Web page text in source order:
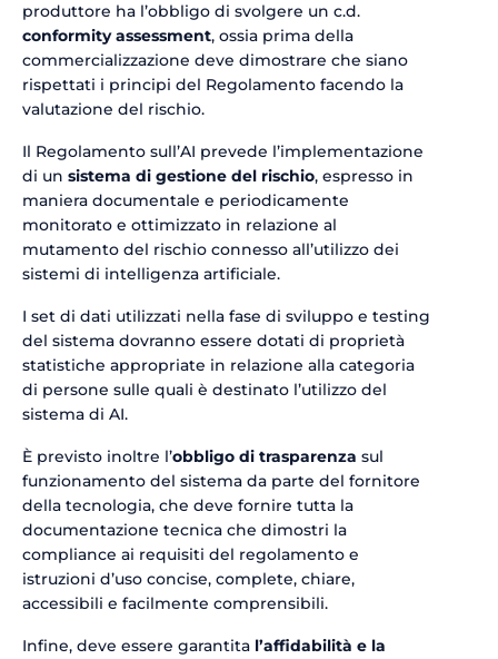
produttore ha l’obbligo di svolgere un c.d.
conformity assessment, ossia prima della
commercializzazione deve dimostrare che siano
rispettati i principi del Regolamento facendo la
valutazione del rischio.
Il Regolamento sull’AI prevede l’implementazione
di un sistema di gestione del rischio, espresso in
maniera documentale e periodicamente
monitorato e ottimizzato in relazione al
mutamento del rischio connesso all’utilizzo dei
sistemi di intelligenza artificiale.
I set di dati utilizzati nella fase di sviluppo e testing
del sistema dovranno essere dotati di proprietà
statistiche appropriate in relazione alla categoria
di persone sulle quali è destinato l’utilizzo del
sistema di AI.
È previsto inoltre l’obbligo di trasparenza sul
funzionamento del sistema da parte del fornitore
della tecnologia, che deve fornire tutta la
documentazione tecnica che dimostri la
compliance ai requisiti del regolamento e
istruzioni d’uso concise, complete, chiare,
accessibili e facilmente comprensibili.
Infine, deve essere garantita l’affidabilità e la